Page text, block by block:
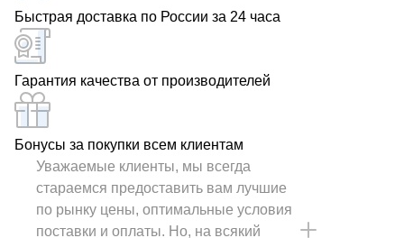
Быстрая доставка по России за 24 часа
Гарантия качества от производителей
Бонусы за покупки всем клиентам
Уважаемые клиенты, мы всегда
стараемся предоставить вам лучшие
по рынку цены, оптимальные условия
поставки и оплаты. Но, на всякий